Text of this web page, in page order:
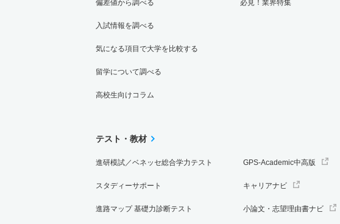
偏差値から調べる
入試情報を調べる
気になる項目で大学を比較する
留学について調べる
高校生向けコラム
必見！業界特集
テスト・教材
進研模試／ベネッセ総合学力テスト
スタディーサポート
進路マップ 基礎力診断テスト
GPS-Academic中高版
キャリアナビ
小論文・志望理由書ナビ